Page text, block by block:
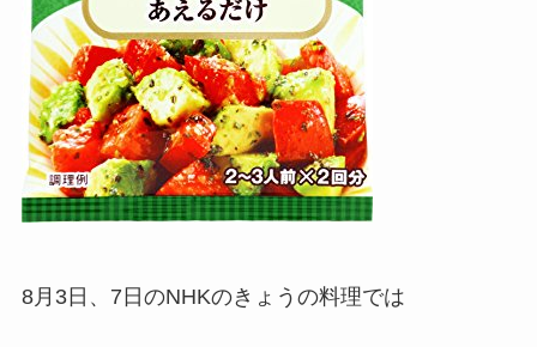
8月3日、7日のNHKのきょうの料理では